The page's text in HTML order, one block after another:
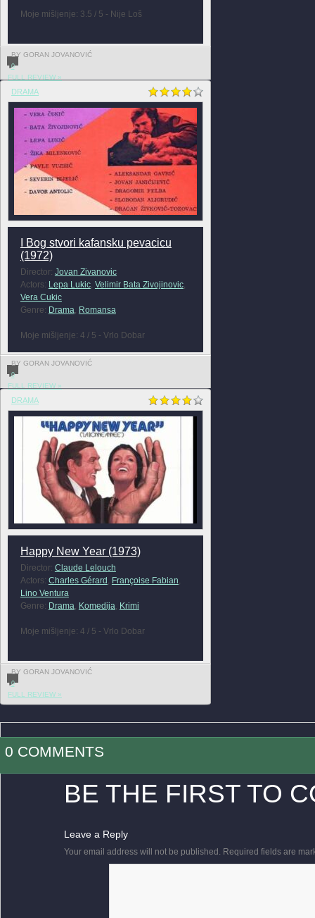
Moje mišljenje: 3.5 / 5 - Nije Loš
BY GORAN JOVANOVIĆ
0
FULL REVIEW »
DRAMA
I Bog stvori kafansku pevacicu
(1972)
Director: Jovan Zivanovic
Actors: Lepa Lukic, Velimir Bata Zivojinovic,
Vera Cukic
Genre: Drama Romansa
Moje mišljenje: 4 / 5 - Vrlo Dobar
BY GORAN JOVANOVIĆ
0
FULL REVIEW »
DRAMA
Happy New Year (1973)
Director: Claude Lelouch
Actors: Charles Gérard Françoise Fabian
Lino Ventura
Genre: Drama Komedija Krimi
Moje mišljenje: 4 / 5 - Vrlo Dobar
BY GORAN JOVANOVIĆ
0
FULL REVIEW »
0 COMMENTS
BE THE FIRST TO
Leave a Reply
Your email address will not be published. Required fields are